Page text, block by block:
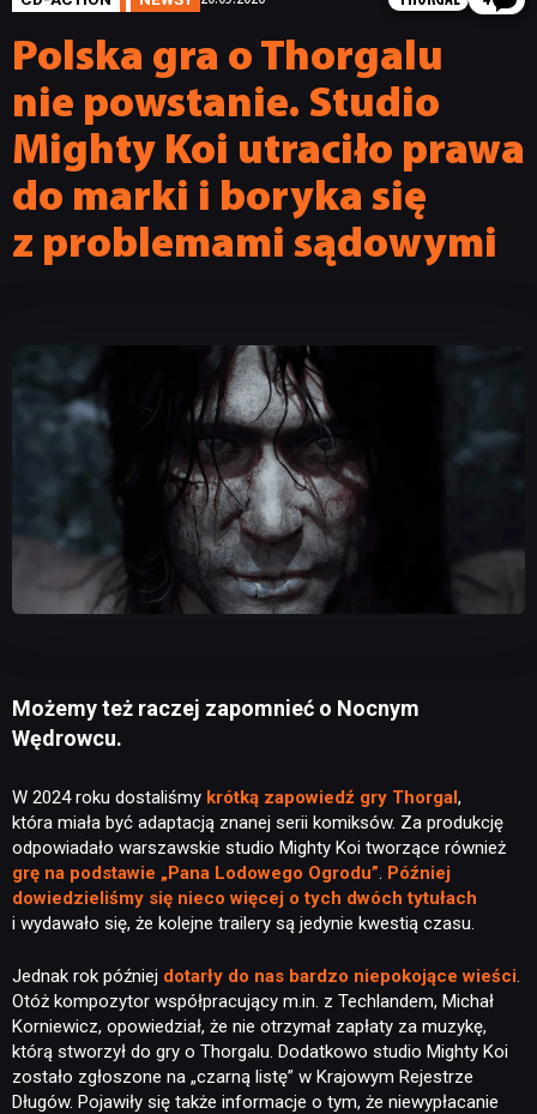
Polska gra o Thorgalu
nie powstanie. Studio
Mighty Koi utraciło prawa
do marki i boryka się
z problemami sądowymi
Możemy też raczej zapomnieć o Nocnym
Wędrowcu.
W 2024 roku dostaliśmy krótką zapowiedź gry Thorgal ,
która miała być adaptacją znanej serii komiksów. Za produkcję
odpowiadało warszawskie studio Mighty Koi tworzące również
grę na podstawie „Pana Lodowego Ogrodu”. Później
dowiedzieliśmy się nieco więcej o tych dwóch tytułach
i wydawało się, że kolejne trailery są jedynie kwestią czasu.
Jednak rok później dotarły do nas bardzo niepokojące wieści.
Otóż kompozytor współpracujący m.in. z Techlandem, Michał
Korniewicz, opowiedział, że nie otrzymał zapłaty za muzykę,
którą stworzył do gry o Thorgalu. Dodatkowo studio Mighty Koi
zostało zgłoszone na „czarną listę” w Krajowym Rejestrze
Długów. Pojawiły się także informacje o tym, że niewypłacanie